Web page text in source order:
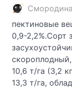
пектиновые
0,9-2,2%.Сорт
10,6 т/га (3,2
13,3 т/га,